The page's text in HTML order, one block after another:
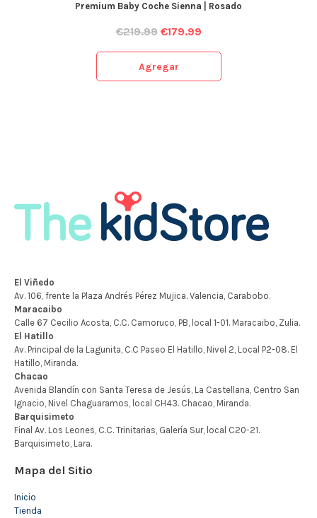
Premium Baby Coche Sienna | Rosado
€219.99 €179.99
Agregar
Mapa del Sitio
Inicio
Tienda